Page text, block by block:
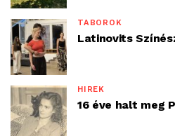
TÁBOROK
Latinovits
HÍREK
16 éve halt meg